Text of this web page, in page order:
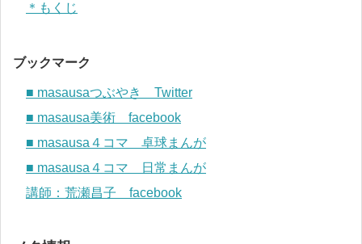
＊もくじ
ブックマーク
■ masausaつぶやき Twitter
■ masausa美術 facebook
■ masausa４コマ 卓球まんが
■ masausa４コマ 日常まんが
講師：荒瀬昌子 facebook